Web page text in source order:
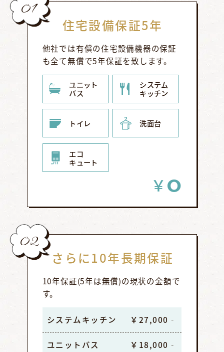
01
住宅設備保証5年
他社では有償の住宅設備機器の保証
も全て無償で5年保証を致します。
ユニット
バス
システム
キッチン
トイレ 洗面台
エコ
キュート
￥0
02
さらに10年長期保証
10年保証(5年は無償)の現状の金額で
す。
システムキッチン ￥27,000‐
ユニットバス ￥18,000‐